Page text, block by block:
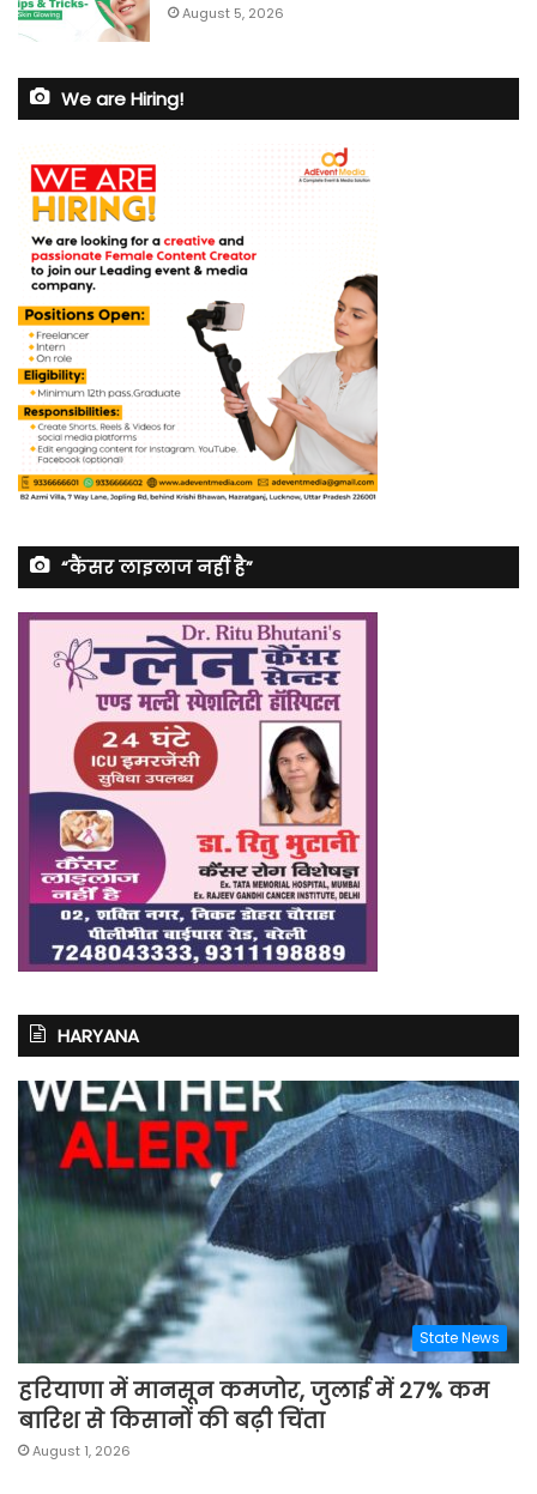
August 5, 2026
We are Hiring!
“कैंसर लाइलाज नहीं है”
HARYANA
State News
हरियाणा में मानसून कमजोर, जुलाई में 27% कम
बारिश से किसानों की बढ़ी चिंता
August 1, 2026